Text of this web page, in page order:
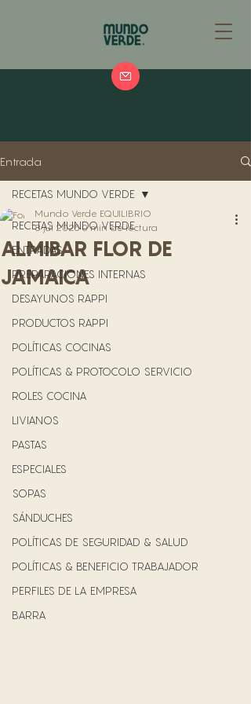
Entrada
RECETAS MUNDO VERDE
ENTRADAS
PREPARACIONES INTERNAS
DESAYUNOS RAPPI
PRODUCTOS RAPPI
POLÍTICAS COCINAS
POLÍTICAS & PROTOCOLO SERVICIO
ROLES COCINA
LIVIANOS
PASTAS
ESPECIALES
SOPAS
SÁNDUCHES
POLÍTICAS DE SEGURIDAD & SALUD
POLÍTICAS & BENEFICIO TRABAJADOR
PERFILES DE LA EMPRESA
BARRA
RECETAS MUNDO VERDE
ALMIBAR FLOR DE
JAMAICA
Mundo Verde EQUILIBRIO
8 jul 2025 0 min de lectura